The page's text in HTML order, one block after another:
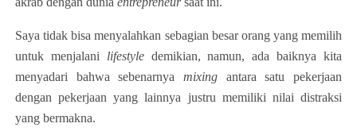
Saya tidak bisa menyalahkan sebagian besar orang yang memilih
untuk menjalani lifestyledemikian, namun, ada baiknya kita
menyadari bahwa sebenarnya mixing antara satu pekerjaan
dengan pekerjaan yang lainnya justru memiliki nilai distraksi
yang bermakna.